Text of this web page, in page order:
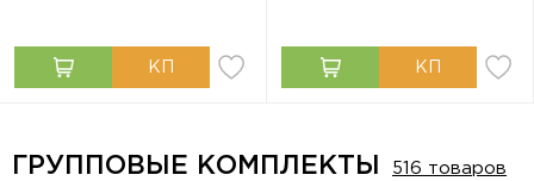
ГРУППОВЫЕ КОМПЛЕКТЫ 516 товаров